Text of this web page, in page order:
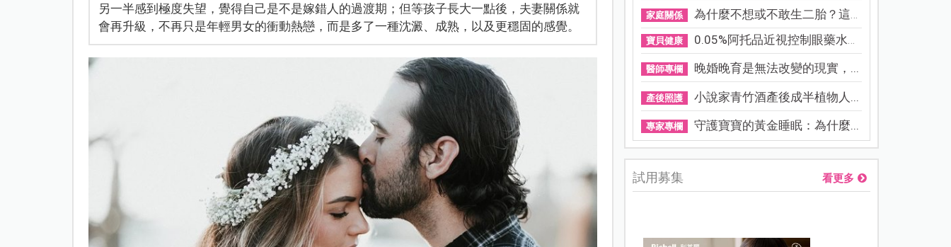
另一半感到極度失望，覺得自己是不是嫁錯人的過渡期；但等孩子長大一點後，夫妻關係就
會再升級，不再只是年輕男女的衝動熱戀，而是多了一種沈澱、成熟，以及更穩固的感覺。
家庭關係 為什麼不想或不敢生二胎？這8...
寶貝健康 0.05%阿托品近視控制眼藥水納...
醫師專欄 晚婚晚育是無法改變的現實，...
產後照護 小說家青竹酒產後成半植物人...
專家專欄 守護寶寶的黃金睡眠：為什麼...
試用募集 看更多